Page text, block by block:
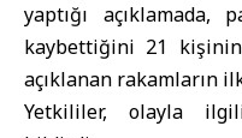
yaptığı açıklamada,
kaybettiğini 21 kişinin
açıklanan rakamların
Yetkililer, olayla